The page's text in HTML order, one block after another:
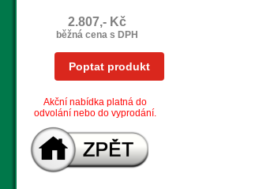
2.807,- Kč
běžná cena s DPH
Poptat produkt
Akční nabídka platná do
odvolání nebo do vyprodání.